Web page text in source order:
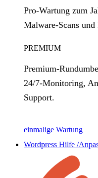
Pro‑Wartung zum
Malware‑Scans
PREMIUM
24/7‑Monitoring,
Support.
einmalige Wartung
Wordpress Hilfe /